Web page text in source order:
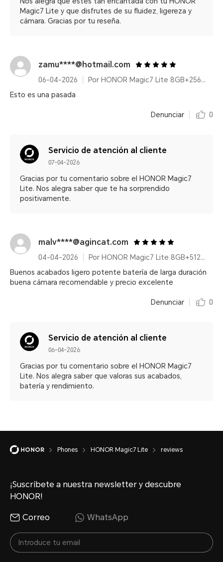
Magic7 Lite y que disfrutes de su fluidez, ligereza y
cámara. Gracias por tu reseña.
zamu****@hotmail.com
06-04-2026
Por HONOR Magic7 Lite 8GB+256GB Titanium Purple
Esto es una pasada
Denunciar 0
Servicio de atención al cliente
07-04-2026
Gracias por tu comentario sobre el HONOR Magic7
Lite. Nos alegra saber que te ha sorprendido
positivamente.
malv****@agincat.com
04-04-2026
Por HONOR Magic7 Lite 8GB+512GB Titanium Purple
Buenos acabados ligero potente batería de larga duración
buena cámara recomendable y precio excelente
Denunciar 0
Servicio de atención al cliente
06-04-2026
Gracias por tu comentario sobre el HONOR Magic7
Lite. Nos alegra saber que valoras sus acabados,
batería y rendimiento.
Phones HONOR Magic7 Lite reviews
¡Suscríbete a nuestra newsletter y descubre
HONOR!
Correo WhatsApp